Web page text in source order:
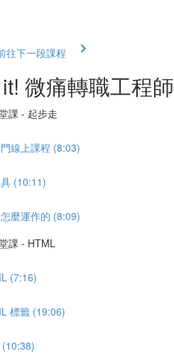
往下一段課程
微痛轉職工程師
課 - 起步走
線上課程 (8:03)
(10:11)
麼運作的 (8:09)
課 - HTML
(7:16)
標籤 (19:06)